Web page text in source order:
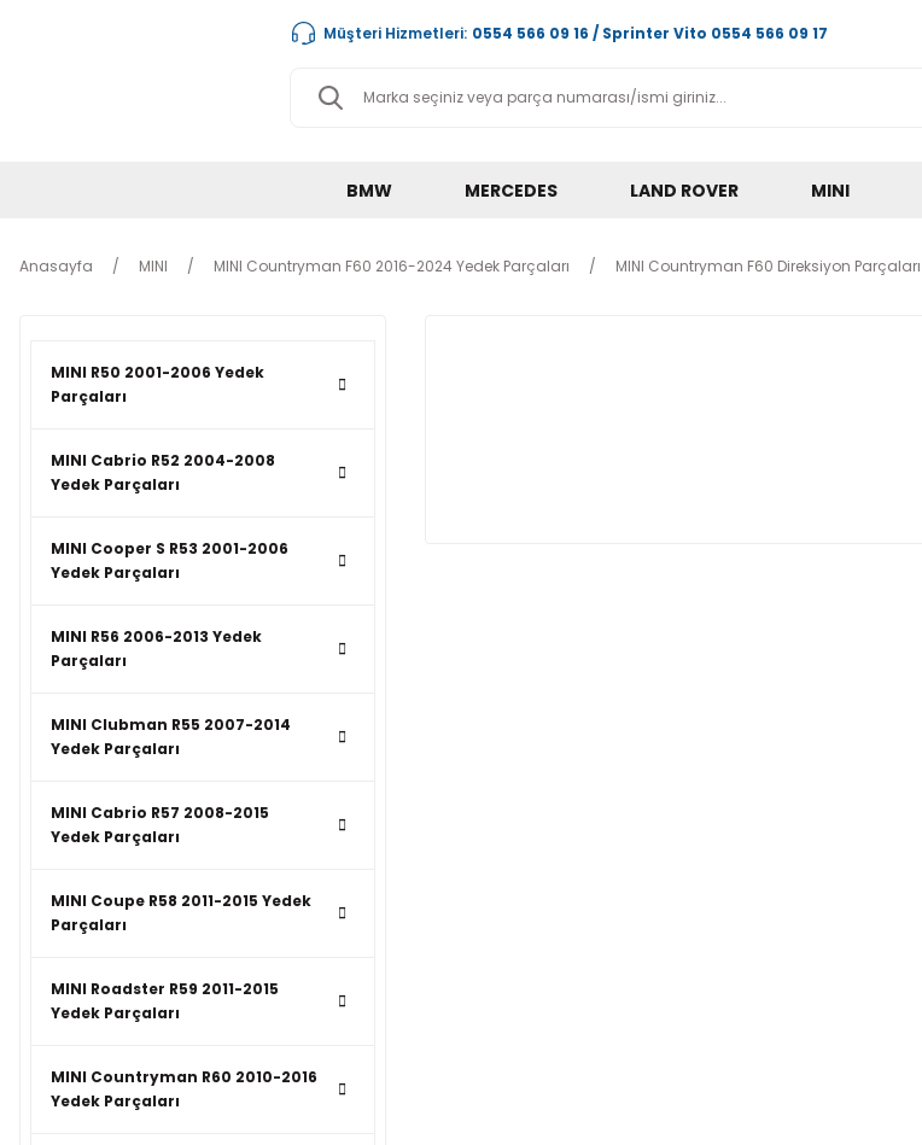
Müşteri Hizmetleri: 0554 566 09 16 / Sprinter Vito 0554 566 09 17
BMW MERCEDES LAND ROVER MINI
Anasayfa MINI MINI Countryman F60 2016-2024 Yedek Parçaları MINI Countryman F60 Direksiyon Parçaları
MINI R50 2001-2006 Yedek
Parçaları
MINI Cabrio R52 2004-2008
Yedek Parçaları
MINI Cooper S R53 2001-2006
Yedek Parçaları
MINI R56 2006-2013 Yedek
Parçaları
MINI Clubman R55 2007-2014
Yedek Parçaları
MINI Cabrio R57 2008-2015
Yedek Parçaları
MINI Coupe R58 2011-2015 Yedek
Parçaları
MINI Roadster R59 2011-2015
Yedek Parçaları
MINI Countryman R60 2010-2016
Yedek Parçaları